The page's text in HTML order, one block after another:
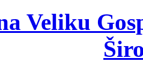
Veliku